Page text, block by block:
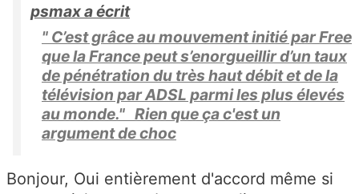
psmax a écrit
" C’est grâce au mouvement initié par Free
que la France peut s’enorgueillir d’un taux
de pénétration du très haut débit et de la
télévision par ADSL parmi les plus élevés
au monde." Rien que ça c'est un
argument de choc
Bonjour, Oui entièrement d'accord même si